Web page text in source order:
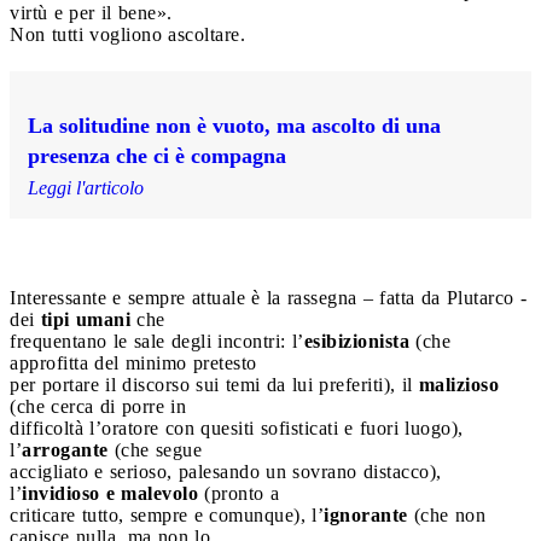
virtù e per il bene».
Non tutti vogliono ascoltare.
La solitudine non è vuoto, ma ascolto di una
presenza che ci è compagna
Leggi l'articolo
Interessante e sempre attuale è la rassegna – fatta da Plutarco -
dei tipi umani che
frequentano le sale degli incontri: l’esibizionista (che
approfitta del minimo pretesto
per portare il discorso sui temi da lui preferiti), il malizioso
(che cerca di porre in
difficoltà l’oratore con quesiti sofisticati e fuori luogo),
l’arrogante (che segue
accigliato e serioso, palesando un sovrano distacco),
l’invidioso e malevolo (pronto a
criticare tutto, sempre e comunque), l’ignorante (che non
capisce nulla, ma non lo